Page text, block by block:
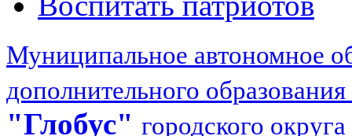
Муниципальное автономное
дополнительного образования
"Глобус" городского